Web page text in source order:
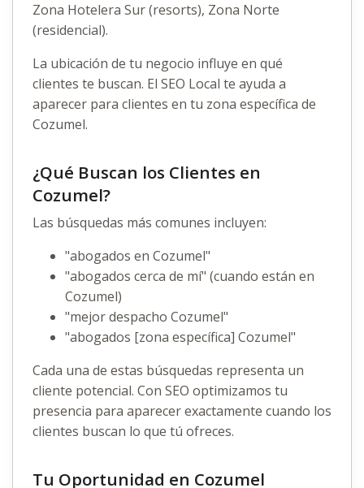
Zona Hotelera Sur (resorts), Zona Norte
(residencial).
La ubicación de tu negocio influye en qué
clientes te buscan. El SEO Local te ayuda a
aparecer para clientes en tu zona específica de
Cozumel.
¿Qué Buscan los Clientes en
Cozumel?
Las búsquedas más comunes incluyen:
"abogados en Cozumel"
"abogados cerca de mí" (cuando están en
Cozumel)
"mejor despacho Cozumel"
"abogados [zona específica] Cozumel"
Cada una de estas búsquedas representa un
cliente potencial. Con SEO optimizamos tu
presencia para aparecer exactamente cuando los
clientes buscan lo que tú ofreces.
Tu Oportunidad en Cozumel